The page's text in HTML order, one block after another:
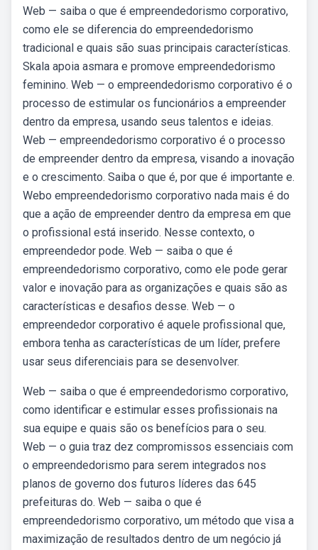
Web — saiba o que é empreendedorismo corporativo,
como ele se diferencia do empreendedorismo
tradicional e quais são suas principais características.
Skala apoia asmara e promove empreendedorismo
feminino. Web — o empreendedorismo corporativo é o
processo de estimular os funcionários a empreender
dentro da empresa, usando seus talentos e ideias.
Web — empreendedorismo corporativo é o processo
de empreender dentro da empresa, visando a inovação
e o crescimento. Saiba o que é, por que é importante e.
Webo empreendedorismo corporativo nada mais é do
que a ação de empreender dentro da empresa em que
o profissional está inserido. Nesse contexto, o
empreendedor pode. Web — saiba o que é
empreendedorismo corporativo, como ele pode gerar
valor e inovação para as organizações e quais são as
características e desafios desse. Web — o
empreendedor corporativo é aquele profissional que,
embora tenha as características de um líder, prefere
usar seus diferenciais para se desenvolver.
Web — saiba o que é empreendedorismo corporativo,
como identificar e estimular esses profissionais na
sua equipe e quais são os benefícios para o seu.
Web — o guia traz dez compromissos essenciais com
o empreendedorismo para serem integrados nos
planos de governo dos futuros líderes das 645
prefeituras do. Web — saiba o que é
empreendedorismo corporativo, um método que visa a
maximização de resultados dentro de um negócio já